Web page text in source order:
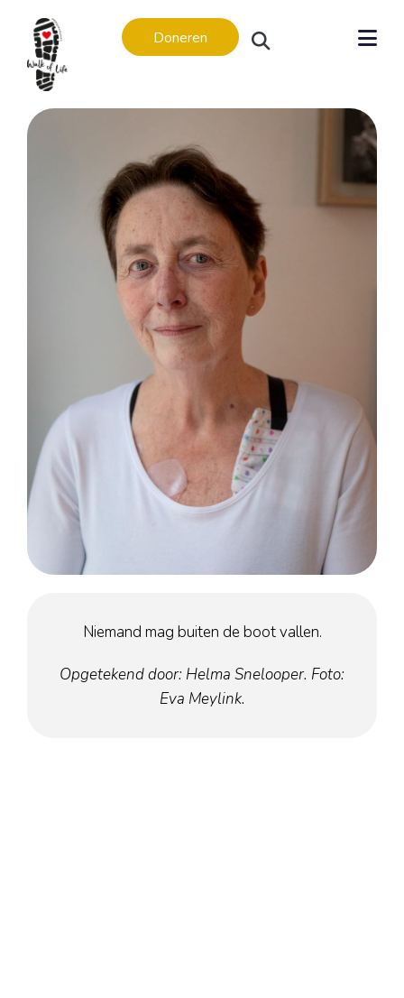
Levensverhalen
Levensverhalen
In memoriam
Regio’s
Amsterdam
Haarlem
Nijmegen
Rotterdam
Utrecht
Over ons
Gedragscode
Doneren
Niemand mag buiten de boot vallen.
Opgetekend door: Helma Snelooper. Foto:
Eva Meylink.